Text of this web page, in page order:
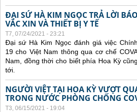
ĐẠI SỨ HÀ KIM NGỌC TRẢ LỜI
VẮC XIN VÀ THIẾT BỊ Y TẾ
T7, 07/24/2021 - 23:21
Đại sứ Hà Kim Ngọc đánh giá việc
19 cho Việt Nam thông qua cơ chế
Nam, đồng thời cho biết phía Hoa Kỳ
tới.
NGƯỜI VIỆT TẠI HOA KỲ VƯỢT
TRONG NƯỚC PHÒNG CHỐNG
T3, 06/15/2021 - 19:04